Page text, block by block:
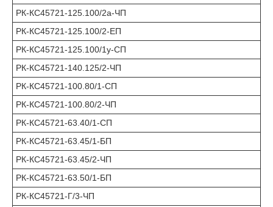
РК-КС45721-125.100/2а-ЧП
РК-КС45721-125.100/2-ЕП
РК-КС45721-125.100/1у-СП
РК-КС45721-140.125/2-ЧП
РК-КС45721-100.80/1-CП
РК-КС45721-100.80/2-ЧП
РК-КС45721-63.40/1-СП
РК-КС45721-63.45/1-БП
РК-КС45721-63.45/2-ЧП
РК-КС45721-63.50/1-БП
РК-КС45721-Г/3-ЧП